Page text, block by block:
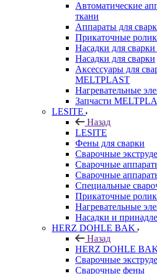
Автоматические
ткани
Аппараты для
Прикаточные
Насадки для
Насадки для сварки
Аксессуары для
MELTPLAST
Нагревательные
Запчасти
LESITE
Назад
LESITE
Фены для сварки
Сварочные
Сварочные
Сварочные
Специальные
Прикаточные
Нагревательные
Насадки и
HERZ DOHLE BAK
Назад
HERZ DOHLE
Сварочные
Сварочные фены